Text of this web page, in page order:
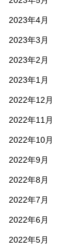
2023年4月
2023年3月
2023年2月
2023年1月
2022年12月
2022年11月
2022年10月
2022年9月
2022年8月
2022年7月
2022年6月
2022年5月